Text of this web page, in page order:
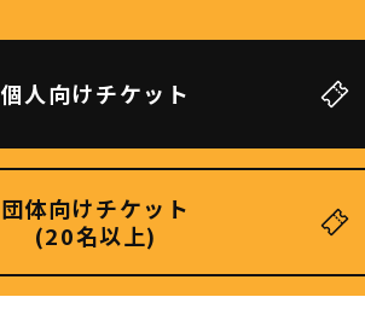
個人向けチケット
団体向けチケット
(20名以上)